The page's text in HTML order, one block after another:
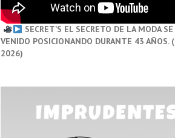
SECRET’S EL SECRETO DE LA MODA SE
VENIDO POSICIONANDO DURANTE 43
2026)